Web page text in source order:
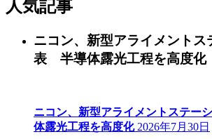
人気記事
ニコン、新型アライメントス
表 半導体露光工程を高度化
ニコン、新型アライメントステー
体露光工程を高度化 2026年7月30日